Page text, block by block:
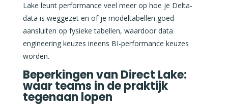
Lake leunt performance veel meer op hoe je Delta-
data is weggezet en of je modeltabellen goed
aansluiten op fysieke tabellen, waardoor data
engineering keuzes ineens BI-performance keuzes
worden.
Beperkingen van Direct Lake:
waar teams in de praktijk
tegenaan lopen